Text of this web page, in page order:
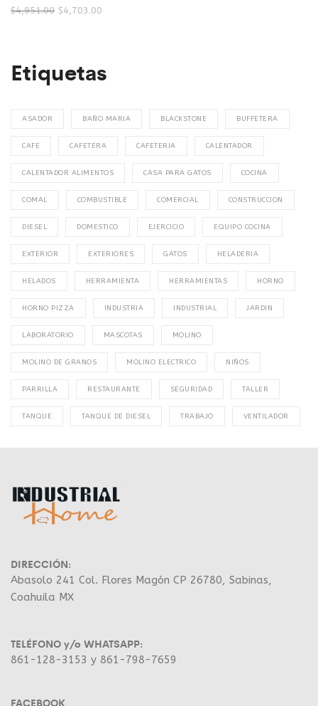
$4,951.00 $4,703.00
Etiquetas
ASADOR BAÑO MARIA BLACKSTONE BUFFETERA
CAFE CAFETERA CAFETERIA CALENTADOR
CALENTADOR ALIMENTOS CASA PARA GATOS COCINA
COMAL COMBUSTIBLE COMERCIAL CONSTRUCCION
DIESEL DOMESTICO EJERCICIO EQUIPO COCINA
EXTERIOR EXTERIORES GATOS HELADERIA
HELADOS HERRAMIENTA HERRAMIENTAS HORNO
HORNO PIZZA INDUSTRIA INDUSTRIAL JARDIN
LABORATORIO MASCOTAS MOLINO
MOLINO DE GRANOS MOLINO ELECTRICO NIÑOS
PARRILLA RESTAURANTE SEGURIDAD TALLER
TANQUE TANQUE DE DIESEL TRABAJO VENTILADOR
DIRECCIÓN:
Abasolo 241 Col. Flores Magón CP 26780, Sabinas,
Coahuila MX
TELÉFONO y/o WHATSAPP:
861-128-3153 y 861-798-7659
FACEBOOK